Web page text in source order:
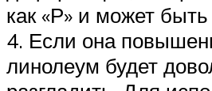
как «Р» и может
4. Если она
линолеум будет